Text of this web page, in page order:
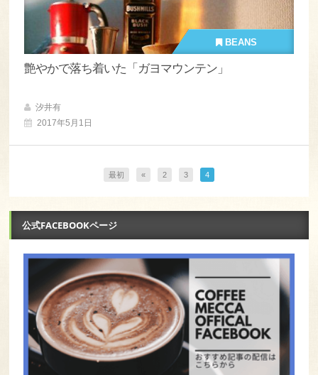
BEANS
艶やかで落ち着いた「ガヨマウンテン」
汐井有
2017年5月1日
最初 « 2 3 4
公式FACEBOOKページ